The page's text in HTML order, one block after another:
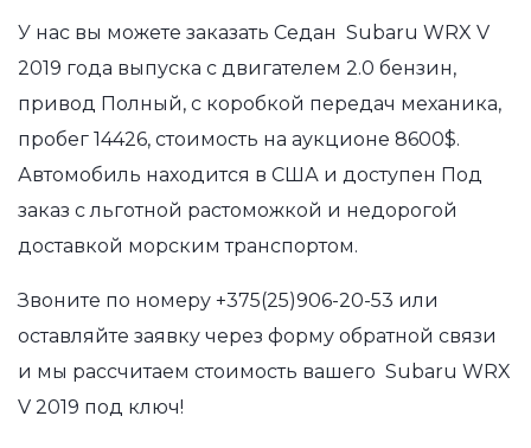
У нас вы можете заказать Седан Subaru WRX V
2019 года выпуска с двигателем 2.0 бензин,
привод Полный, с коробкой передач механика,
пробег 14426, стоимость на аукционе 8600$.
Автомобиль находится в США и доступен Под
заказ с льготной растоможкой и недорогой
доставкой морским транспортом.
Звоните по номеру +375(25)906-20-53 или
оставляйте заявку через форму обратной связи
и мы рассчитаем стоимость вашего Subaru WRX
V 2019 под ключ!